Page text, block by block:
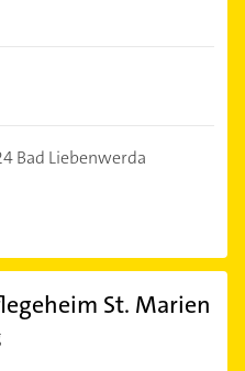
Bad Liebenwerda
St. Marien